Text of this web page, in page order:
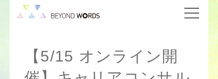
【5/15 オンライン開